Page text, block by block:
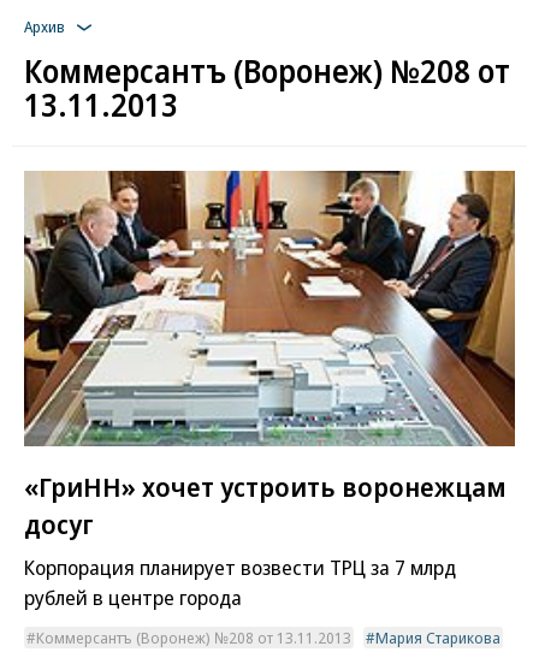
Архив
Коммерсантъ (Воронеж) №208 от
13.11.2013
«ГриНН» хочет устроить воронежцам
досуг
Корпорация планирует возвести ТРЦ за 7 млрд
рублей в центре города
Коммерсантъ (Воронеж) №208 от 13.11.2013
Мария Старикова